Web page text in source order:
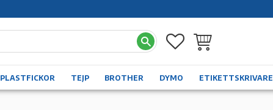
Favorites
Basket
PLASTFICKOR TEJP BROTHER DYMO ETIKETTSKRIVARE